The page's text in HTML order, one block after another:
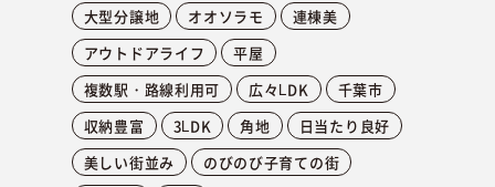
大型分譲地 オオソラモ
連棟美
アウトドアライフ
平屋
複数駅・路線利用可
広々LDK
千葉市
収納豊富
3LDK 角地
日当たり良好
美しい街並み
のびのび子育ての街